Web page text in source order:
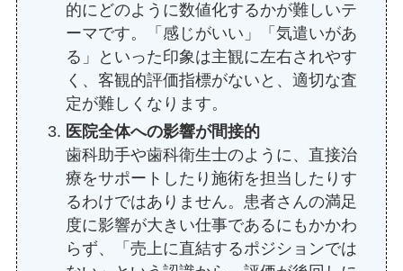
的にどのように数値化するかが難しいテ
ーマです。「感じがいい」「気遣いがあ
る」といった印象は主観に左右されやす
く、客観的評価指標がないと、適切な査
定が難しくなります。
医院全体への影響が間接的
歯科助手や歯科衛生士のように、直接治
療をサポートしたり施術を担当したりす
るわけではありません。患者さんの満足
度に影響が大きい仕事であるにもかかわ
らず、「売上に直結するポジションでは